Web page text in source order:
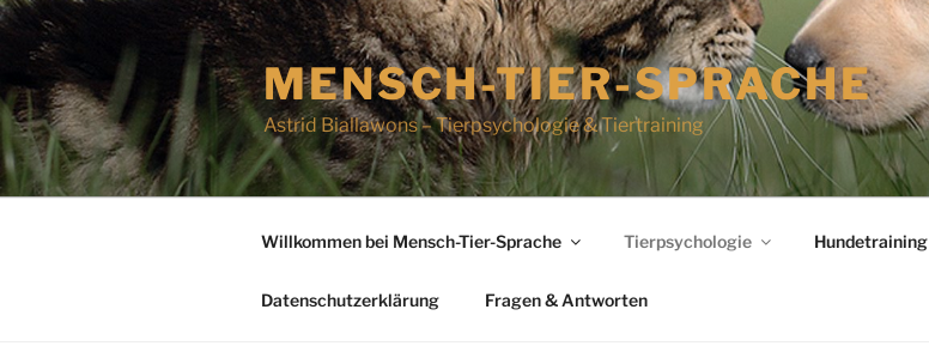
Zum
Inhalt
springen
MENSCH-TIER-SPRACHE
Astrid Biallawons – Tierpsychologie & Tiertraining
Willkommen bei Mensch-Tier-Sprache Tierpsychologie Hundetraining
Datenschutzerklärung Fragen & Antworten